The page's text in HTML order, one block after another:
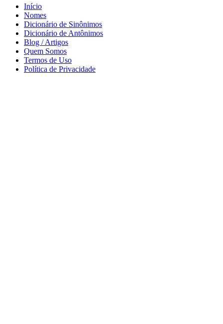
Início
Nomes
Dicionário de Sinônimos
Dicionário de Antônimos
Blog / Artigos
Quem Somos
Termos de Uso
Política de Privacidade